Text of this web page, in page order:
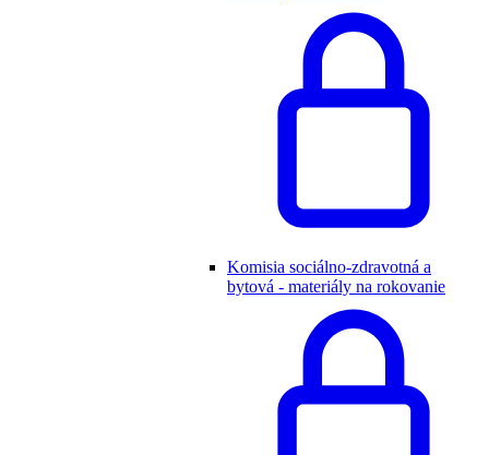
Komisia sociálno-zdravotná a
bytová - materiály na rokovanie